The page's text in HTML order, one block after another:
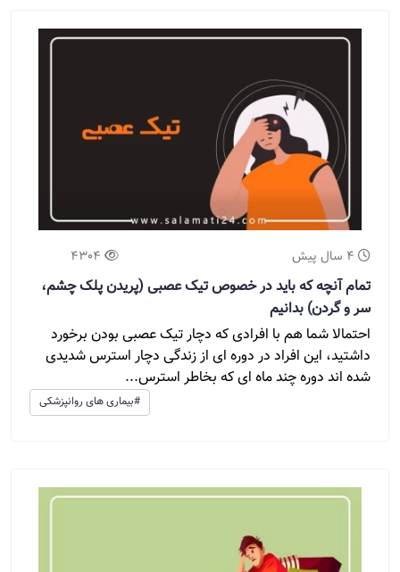
4 سال پیش 4304
تمام آنچه که باید در خصوص تیک عصبی (پریدن پلک چشم،
سر و گردن) بدانیم
احتمالا شما هم با افرادی که دچار تیک عصبی بودن برخورد
داشتید، این افراد در دوره ای از زندگی دچار استرس شدیدی
شده اند دوره چند ماه ای که بخاطر استرس...
#بیماری های روانپزشکی